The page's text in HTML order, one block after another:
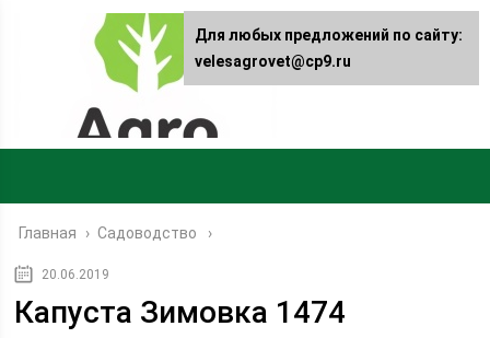
Главная › Садоводство
20.06.2019
Капуста Зимовка 1474
Для любых предложений по сайту:
velesagrovet@cp9.ru